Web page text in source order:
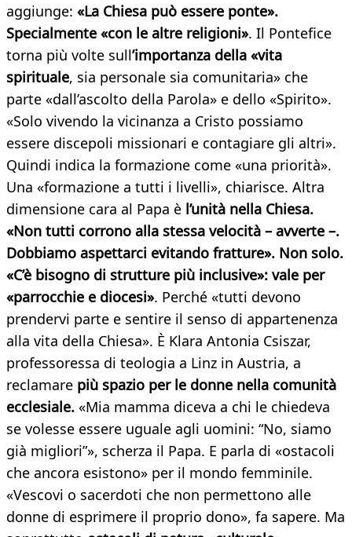
aggiunge: «La Chiesa può essere ponte».
Specialmente «con le altre religioni». Il Pontefice
torna più volte sull’importanza della «vita
spirituale, sia personale sia comunitaria» che
parte «dall’ascolto della Parola» e dello «Spirito».
«Solo vivendo la vicinanza a Cristo possiamo
essere discepoli missionari e contagiare gli altri».
Quindi indica la formazione come «una priorità».
Una «formazione a tutti i livelli», chiarisce. Altra
dimensione cara al Papa è l’unità nella Chiesa.
«Non tutti corrono alla stessa velocità – avverte –.
Dobbiamo aspettarci evitando fratture». Non solo.
«C’è bisogno di strutture più inclusive»: vale per
«parrocchie e diocesi». Perché «tutti devono
prendervi parte e sentire il senso di appartenenza
alla vita della Chiesa». È Klara Antonia Csiszar,
professoressa di teologia a Linz in Austria, a
reclamare più spazio per le donne nella comunità
ecclesiale. «Mia mamma diceva a chi le chiedeva
se volesse essere uguale agli uomini: “No, siamo
già migliori”», scherza il Papa. E parla di «ostacoli
che ancora esistono» per il mondo femminile.
«Vescovi o sacerdoti che non permettono alle
donne di esprimere il proprio dono», fa sapere. Ma